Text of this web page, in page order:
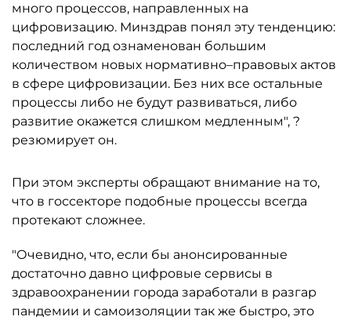
много процессов, направленных на
цифровизацию. Минздрав понял эту тенденцию:
последний год ознаменован большим
количеством новых нормативно–правовых актов
в сфере цифровизации. Без них все остальные
процессы либо не будут развиваться, либо
развитие окажется слишком медленным", ?
резюмирует он.
При этом эксперты обращают внимание на то,
что в госсекторе подобные процессы всегда
протекают сложнее.
"Очевидно, что, если бы анонсированные
достаточно давно цифровые сервисы в
здравоохранении города заработали в разгар
пандемии и самоизоляции так же быстро, это